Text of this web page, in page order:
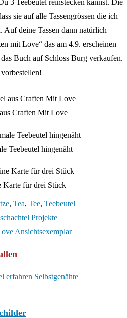
sie auf alle Tassengrössen die ich
Auf deine Tassen dann natürlich
mit Love“ das am 4.9. erscheinen
Buch auf Schloss Burg verkaufen.
Craften Mit Love
Teebeutel hingenäht
Karte für drei Stück
, Tea, Tee, Teebeutel
Projekte
Ansichtsexemplar